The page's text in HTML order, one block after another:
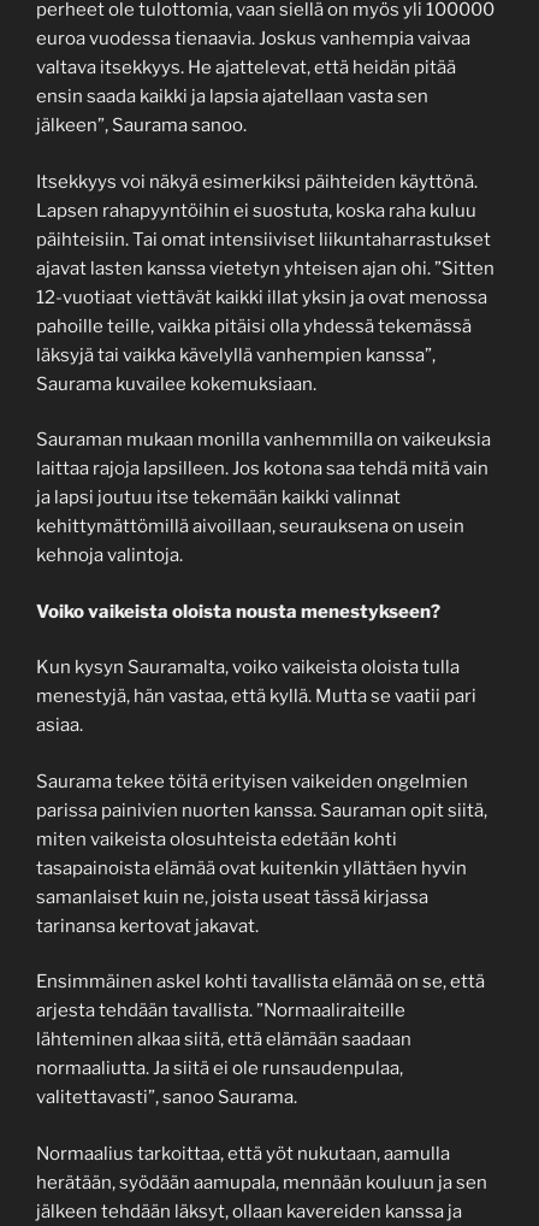
perheet ole tulottomia, vaan siellä on myös yli 100000
euroa vuodessa tienaavia. Joskus vanhempia vaivaa
valtava itsekkyys. He ajattelevat, että heidän pitää
ensin saada kaikki ja lapsia ajatellaan vasta sen
jälkeen”, Saurama sanoo.
Itsekkyys voi näkyä esimerkiksi päihteiden käyttönä.
Lapsen rahapyyntöihin ei suostuta, koska raha kuluu
päihteisiin. Tai omat intensiiviset liikuntaharrastukset
ajavat lasten kanssa vietetyn yhteisen ajan ohi. ”Sitten
12-vuotiaat viettävät kaikki illat yksin ja ovat menossa
pahoille teille, vaikka pitäisi olla yhdessä tekemässä
läksyjä tai vaikka kävelyllä vanhempien kanssa”,
Saurama kuvailee kokemuksiaan.
Sauraman mukaan monilla vanhemmilla on vaikeuksia
laittaa rajoja lapsilleen. Jos kotona saa tehdä mitä vain
ja lapsi joutuu itse tekemään kaikki valinnat
kehittymättömillä aivoillaan, seurauksena on usein
kehnoja valintoja.
Voiko vaikeista oloista nousta menestykseen?
Kun kysyn Sauramalta, voiko vaikeista oloista tulla
menestyjä, hän vastaa, että kyllä. Mutta se vaatii pari
asiaa.
Saurama tekee töitä erityisen vaikeiden ongelmien
parissa painivien nuorten kanssa. Sauraman opit siitä,
miten vaikeista olosuhteista edetään kohti
tasapainoista elämää ovat kuitenkin yllättäen hyvin
samanlaiset kuin ne, joista useat tässä kirjassa
tarinansa kertovat jakavat.
Ensimmäinen askel kohti tavallista elämää on se, että
arjesta tehdään tavallista. ”Normaaliraiteille
lähteminen alkaa siitä, että elämään saadaan
normaaliutta. Ja siitä ei ole runsaudenpulaa,
valitettavasti”, sanoo Saurama.
Normaalius tarkoittaa, että yöt nukutaan, aamulla
herätään, syödään aamupala, mennään kouluun ja sen
jälkeen tehdään läksyt, ollaan kavereiden kanssa ja